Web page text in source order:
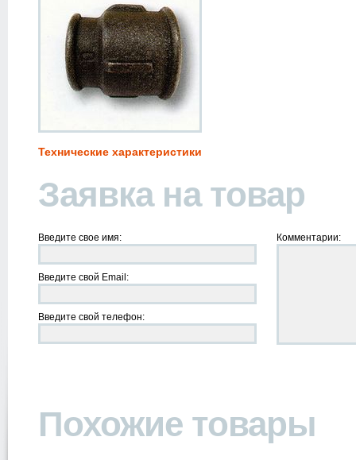
Технические характеристики
Заявка на товар
Введите свое имя:
Введите свой Email:
Введите свой телефон:
Комментарии:
Похожие товары